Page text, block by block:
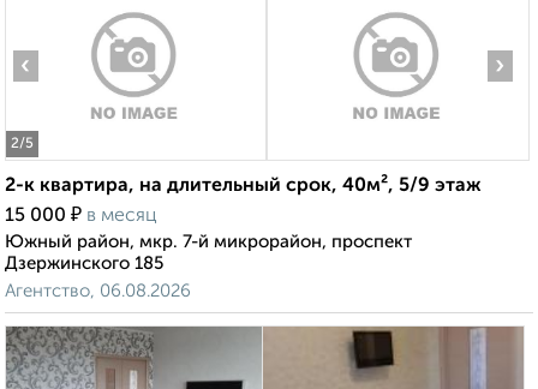
2/5
‹ ›
2-к квартира, на длительный срок, 40м², 5/9 этаж
15 000 ₽ в месяц
Южный район, мкр. 7-й микрорайон, проспект
Дзержинского 185
Агентство, 06.08.2026